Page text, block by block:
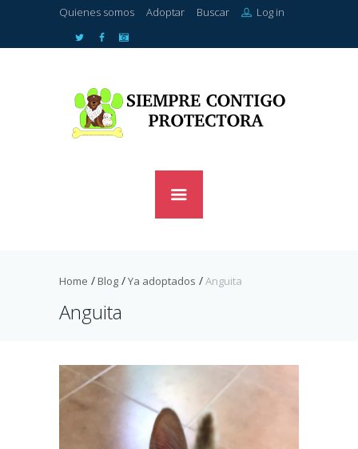
Quienes somos Adoptar Buscar Log in
Home Blog Ya adoptados Anguita
Anguita